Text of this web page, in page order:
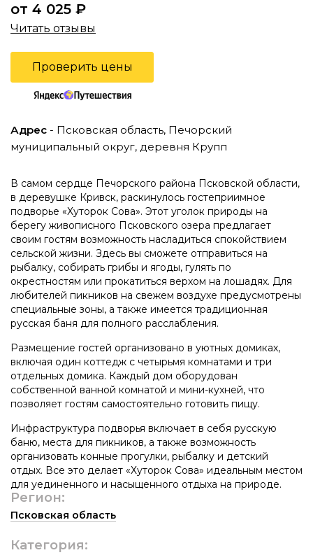
от 4 025 ₽
Читать отзывы
Проверить цены
Адрес - Псковская область, Печорский
муниципальный округ, деревня Крупп
В самом сердце Печорского района Псковской области,
в деревушке Кривск, раскинулось гостеприимное
подворье «Хуторок Сова». Этот уголок природы на
берегу живописного Псковского озера предлагает
своим гостям возможность насладиться спокойствием
сельской жизни. Здесь вы сможете отправиться на
рыбалку, собирать грибы и ягоды, гулять по
окрестностям или прокатиться верхом на лошадях. Для
любителей пикников на свежем воздухе предусмотрены
специальные зоны, а также имеется традиционная
русская баня для полного расслабления.
Размещение гостей организовано в уютных домиках,
включая один коттедж с четырьмя комнатами и три
отдельных домика. Каждый дом оборудован
собственной ванной комнатой и мини-кухней, что
позволяет гостям самостоятельно готовить пищу.
Инфраструктура подворья включает в себя русскую
баню, места для пикников, а также возможность
организовать конные прогулки, рыбалку и детский
отдых. Все это делает «Хуторок Сова» идеальным местом
для уединенного и насыщенного отдыха на природе.
Регион:
Псковская область
Категория: